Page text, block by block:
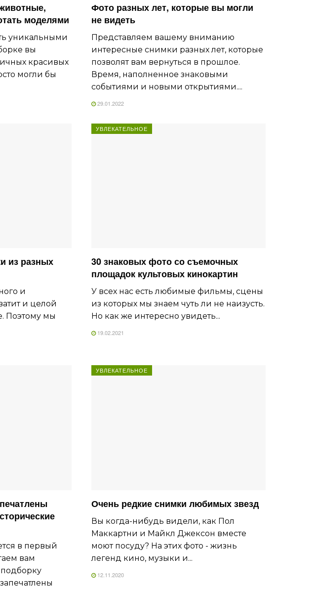
моделями
уникальными
вы
красивых
могли бы
Фото разных лет, которые вы могли
не видеть
Представляем вашему вниманию
интересные снимки разных лет, которые
позволят вам вернуться в прошлое.
Время, наполненное знаковыми
событиями и новыми открытиями....
29.01.2022
из разных
и
и целой
Поэтому мы
УВЛЕКАТЕЛЬНОЕ
30 знаковых фото со съемочных
площадок культовых кинокартин
У всех нас есть любимые фильмы, сцены
из которых мы знаем чуть ли не наизусть.
Но как же интересно увидеть...
19.02.2021
в первый
вам
УВЛЕКАТЕЛЬНОЕ
Очень редкие снимки любимых звезд
Вы когда-нибудь видели, как Пол
Маккартни и Майкл Джексон вместе
моют посуду? На этих фото - жизнь
легенд кино, музыки и...
12.11.2020